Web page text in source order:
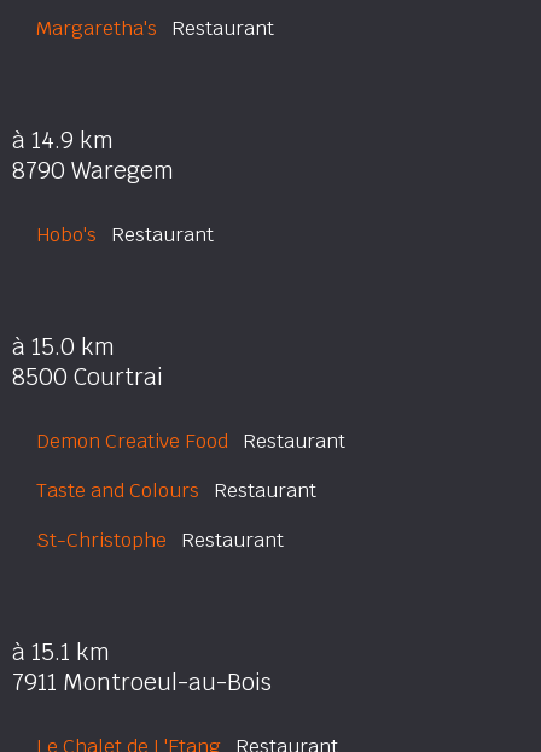
Margaretha's Restaurant
à 14.9 km
8790 Waregem
Hobo's Restaurant
à 15.0 km
8500 Courtrai
Demon Creative Food Restaurant
Taste and Colours Restaurant
St-Christophe Restaurant
à 15.1 km
7911 Montroeul-au-Bois
Le Chalet de L'Etang Restaurant